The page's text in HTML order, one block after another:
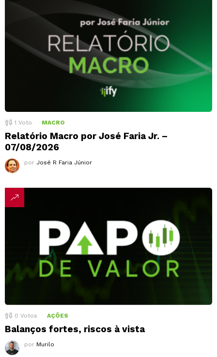
1 Voto MACRO
Relatório Macro por José Faria Jr. –
07/08/2026
por José R Faria Júnior
0 Votos AÇÕES
Balanços fortes, riscos à vista
por Murilo